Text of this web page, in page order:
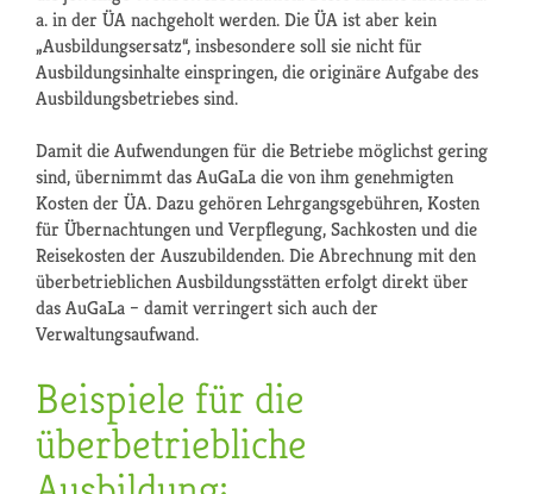
a. in der ÜA nachgeholt werden. Die ÜA ist aber kein
„Ausbildungsersatz“, insbesondere soll sie nicht für
Ausbildungsinhalte einspringen, die originäre Aufgabe des
Ausbildungsbetriebes sind.
Damit die Aufwendungen für die Betriebe möglichst gering
sind, übernimmt das AuGaLa die von ihm genehmigten
Kosten der ÜA. Dazu gehören Lehrgangsgebühren, Kosten
für Übernachtungen und Verpflegung, Sachkosten und die
Reisekosten der Auszubildenden. Die Abrechnung mit den
überbetrieblichen Ausbildungsstätten erfolgt direkt über
das AuGaLa – damit verringert sich auch der
Verwaltungsaufwand.
Beispiele für die
überbetriebliche